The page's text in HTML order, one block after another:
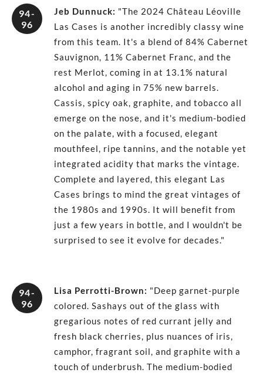
94-
96
Jeb Dunnuck: "The 2024 Château Léoville
Las Cases is another incredibly classy wine
from this team. It's a blend of 84% Cabernet
Sauvignon, 11% Cabernet Franc, and the
rest Merlot, coming in at 13.1% natural
alcohol and aging in 75% new barrels.
Cassis, spicy oak, graphite, and tobacco all
emerge on the nose, and it's medium-bodied
on the palate, with a focused, elegant
mouthfeel, ripe tannins, and the notable yet
integrated acidity that marks the vintage.
Complete and layered, this elegant Las
Cases brings to mind the great vintages of
the 1980s and 1990s. It will benefit from
just a few years in bottle, and I wouldn't be
surprised to see it evolve for decades."
94-
96
Lisa Perrotti-Brown: "Deep garnet-purple
colored. Sashays out of the glass with
gregarious notes of red currant jelly and
fresh black cherries, plus nuances of iris,
camphor, fragrant soil, and graphite with a
touch of underbrush. The medium-bodied